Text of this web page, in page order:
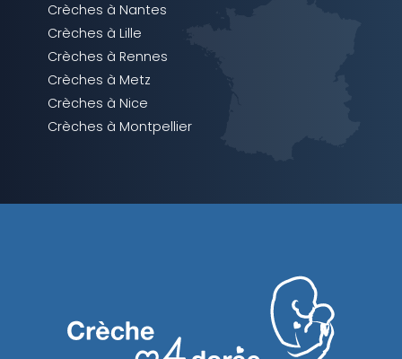
Crèches à Nantes
Crèches à Lille
Crèches à Rennes
Crèches à Metz
Crèches à Nice
Crèches à Montpellier